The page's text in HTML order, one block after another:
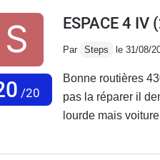
/20
ESPACE 4 IV
Par Steps le 31/08/
Bonne routières
pas la réparer il
lourde mais
ces fonctions